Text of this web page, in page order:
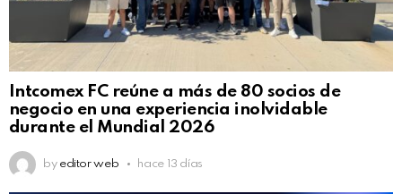
Intcomex FC reúne a más de 80 socios de
negocio en una experiencia inolvidable
durante el Mundial 2026
by editor web hace 13 días